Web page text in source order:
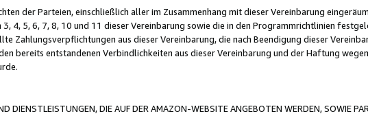
der Parteien, einschließlich aller im Zusammenhang mit dieser Vereinbarung
4, 5, 6, 7, 8, 10 und 11 dieser Vereinbarung sowie die in den Programmrichtlinien
Zahlungsverpflichtungen aus dieser Vereinbarung, die nach Beendigung dieser
bereits entstandenen Verbindlichkeiten aus dieser Vereinbarung und der Haftung
DIENSTLEISTUNGEN, DIE AUF DER AMAZON-WEBSITE ANGEBOTEN WERDEN, SOWIE